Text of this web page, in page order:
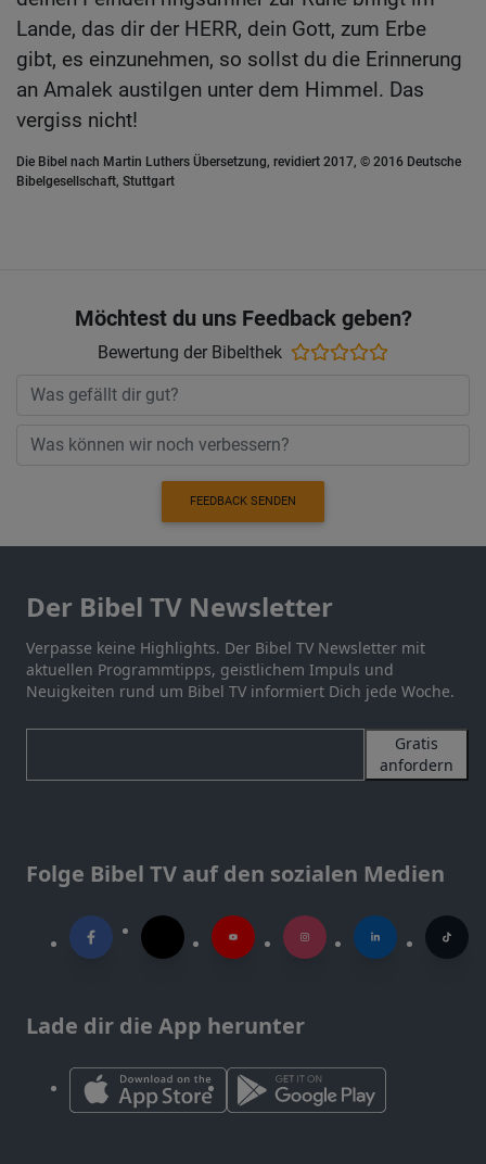
Lande, das dir der HERR, dein Gott, zum Erbe
gibt, es einzunehmen, so sollst du die Erinnerung
an Amalek austilgen unter dem Himmel. Das
vergiss nicht!
Die Bibel nach Martin Luthers Übersetzung, revidiert 2017, © 2016 Deutsche
Bibelgesellschaft, Stuttgart
Möchtest du uns Feedback geben?
Bewertung der Bibelthek
FEEDBACK SENDEN
Der Bibel TV Newsletter
Verpasse keine Highlights. Der Bibel TV Newsletter mit
aktuellen Programmtipps, geistlichem Impuls und
Neuigkeiten rund um Bibel TV informiert Dich jede Woche.
Gratis
anfordern
Folge Bibel TV auf den sozialen Medien
Lade dir die App herunter